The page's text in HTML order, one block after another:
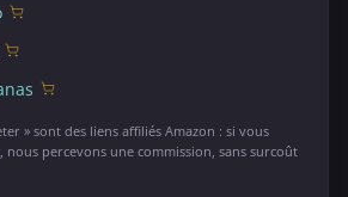
» sont des liens affiliés Amazon : si vous
nous percevons une commission, sans surcoût